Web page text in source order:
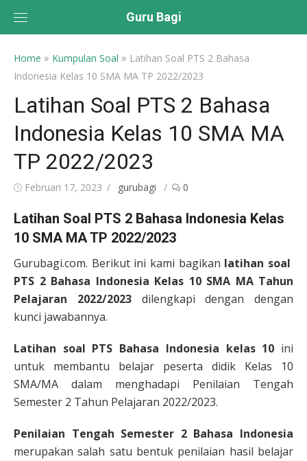
Guru Bagi
Home » Kumpulan Soal » Latihan Soal PTS 2 Bahasa
Indonesia Kelas 10 SMA MA TP 2022/2023
Latihan Soal PTS 2 Bahasa
Indonesia Kelas 10 SMA MA
TP 2022/2023
Posted
Februari 17, 2023 Author
gurubagi 0
Latihan Soal PTS 2 Bahasa Indonesia Kelas
10 SMA MA TP 2022/2023
Gurubagi.com. Berikut ini kami bagikan latihan soal
PTS 2 Bahasa Indonesia Kelas 10 SMA MA Tahun
Pelajaran 2022/2023 dilengkapi dengan dengan
kunci jawabannya.
Latihan soal PTS Bahasa Indonesia kelas 10 ini
untuk membantu belajar peserta didik Kelas 10
SMA/MA dalam menghadapi Penilaian Tengah
Semester 2 Tahun Pelajaran 2022/2023.
Penilaian Tengah Semester 2 Bahasa Indonesia
merupakan salah satu bentuk penilaian hasil belajar